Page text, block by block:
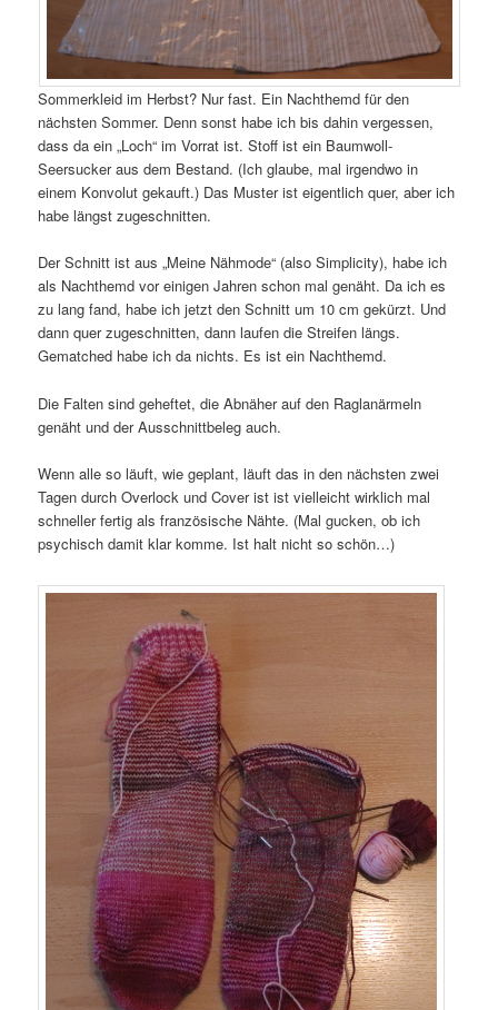
Sommerkleid im Herbst? Nur fast. Ein Nachthemd für den
nächsten Sommer. Denn sonst habe ich bis dahin vergessen,
dass da ein „Loch“ im Vorrat ist. Stoff ist ein Baumwoll-
Seersucker aus dem Bestand. (Ich glaube, mal irgendwo in
einem Konvolut gekauft.) Das Muster ist eigentlich quer, aber ich
habe längst zugeschnitten.
Der Schnitt ist aus „Meine Nähmode“ (also Simplicity), habe ich
als Nachthemd vor einigen Jahren schon mal genäht. Da ich es
zu lang fand, habe ich jetzt den Schnitt um 10 cm gekürzt. Und
dann quer zugeschnitten, dann laufen die Streifen längs.
Gematched habe ich da nichts. Es ist ein Nachthemd.
Die Falten sind geheftet, die Abnäher auf den Raglanärmeln
genäht und der Ausschnittbeleg auch.
Wenn alle so läuft, wie geplant, läuft das in den nächsten zwei
Tagen durch Overlock und Cover ist ist vielleicht wirklich mal
schneller fertig als französische Nähte. (Mal gucken, ob ich
psychisch damit klar komme. Ist halt nicht so schön…)